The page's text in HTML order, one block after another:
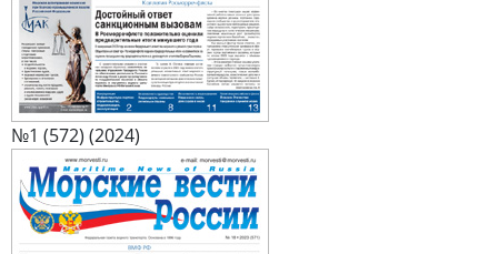
№1 (572) (2024)